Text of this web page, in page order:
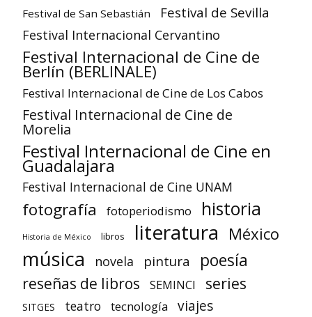
Festival de San Sebastián Festival de Sevilla
Festival Internacional Cervantino
Festival Internacional de Cine de
Berlín (BERLINALE)
Festival Internacional de Cine de Los Cabos
Festival Internacional de Cine de
Morelia
Festival Internacional de Cine en
Guadalajara
Festival Internacional de Cine UNAM
fotografía fotoperiodismo historia
Historia de México libros literatura México
música novela pintura poesía
reseñas de libros SEMINCI series
SITGES teatro tecnología viajes